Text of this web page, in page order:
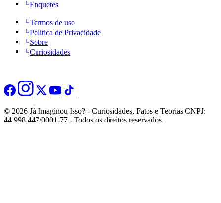
Enquetes
Termos de uso
Politica de Privacidade
Sobre
Curiosidades
© 2026 Já Imaginou Isso? - Curiosidades, Fatos e Teorias CNPJ:
44.998.447/0001-77 - Todos os direitos reservados.